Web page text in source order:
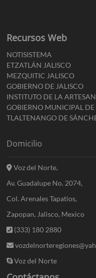
Recursos Web
NOTISISTEMA
ETZATLÁN JALISCO
MEZQUITIC JALISCO
GOBIERNO DE JALISCO
INSTITUTO DE LA
GOBIERNO MUNICIPAL DE
TLALTENANGO DE
Domicilio
Voz del Norte,
Av. Guadalupe No. 2074,
Col. Arenales Tapatios,
Zapopan, Jalisco, Mexico
(333) 180 2880
Voz del Norte